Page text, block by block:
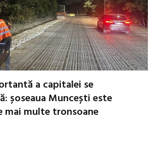
a capitalei se
șoseaua Muncești este
mai multe tronsoane